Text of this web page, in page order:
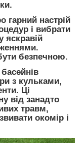
гарний настрій
і вибрати
яскравій
безпечною.
з кульками,
Ці
від занадто
травм,
окомір і